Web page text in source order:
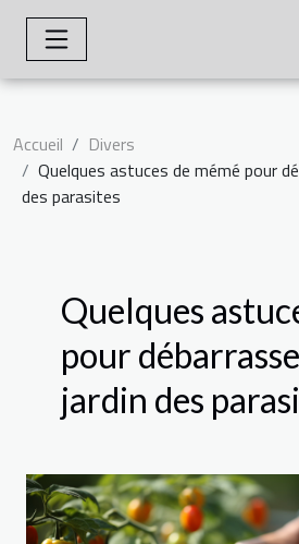
Accueil
Divers
Quelques astuces de mémé pour
des parasites
Quelques
pour
jardin des